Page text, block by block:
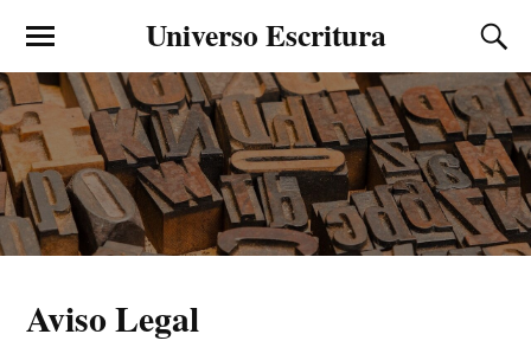
Universo Escritura
Aviso Legal